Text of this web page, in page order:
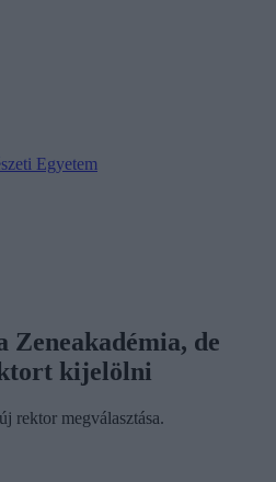
Egyetem
Zeneakadémia, de
kijelölni
rektor megválasztása.